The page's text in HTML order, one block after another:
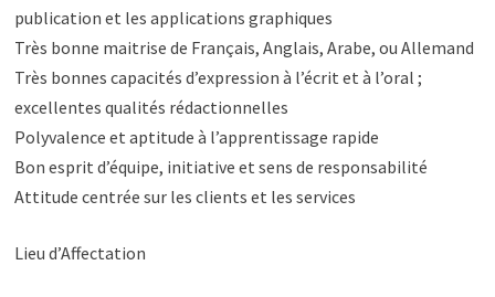
publication et les applications graphiques
Très bonne maitrise de Français, Anglais, Arabe, ou Allemand
Très bonnes capacités d’expression à l’écrit et à l’oral ;
excellentes qualités rédactionnelles
Polyvalence et aptitude à l’apprentissage rapide
Bon esprit d’équipe, initiative et sens de responsabilité
Attitude centrée sur les clients et les services
Lieu d’Affectation